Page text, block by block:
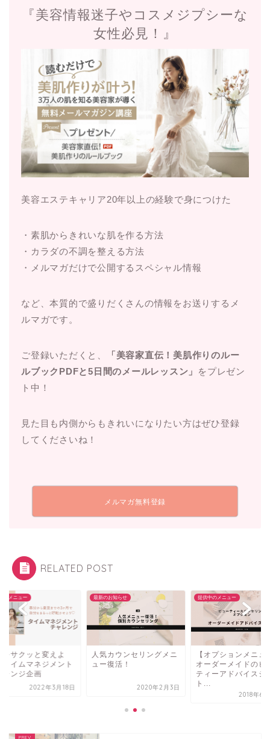
『美容情報迷子やコスメジプシーな
女性必見！』
美容エステキャリア20年以上の経験で身につけた
・素肌からきれいな肌を作る方法
・カラダの不調を整える方法
・メルマガだけで公開するスペシャル情報
など、本質的で盛りだくさんの情報をお送りするメ
ルマガです。
ご登録いただくと、
「美容家直伝！美肌作りのルー
ルブックPDFと5日間のメールレッスン」
をプレゼン
ト中！
見た目も内側からもきれいになりたい方はぜひ登録
してくださいね！
メルマガ無料登録
RELATED POST
お知らせ
カウンセリングメニ
復活！
2020年2月3日
提供中のメニュー
【オプションメニュー】
オーダーメイドのビュー
提供中のメニュー
現実をサクッと変え
う！タイムマネジメ
チャレンジ企画